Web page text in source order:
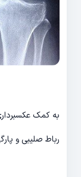
به کمک
رباط صلیبی و